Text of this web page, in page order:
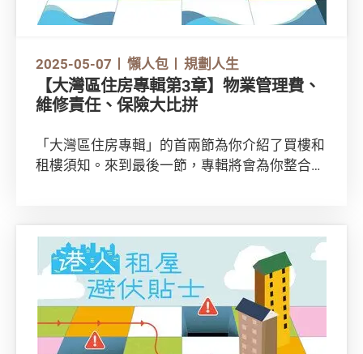
2025-05-07 懶人包 規劃人生
【大灣區住房專輯第3章】物業管理費、
維修責任、保險大比拼
「大灣區住房專輯」的首兩節為你介紹了買樓和
租樓須知。來到最後一節，專輯將會為你整合各